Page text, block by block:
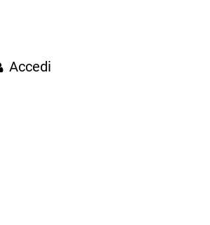
Accedi